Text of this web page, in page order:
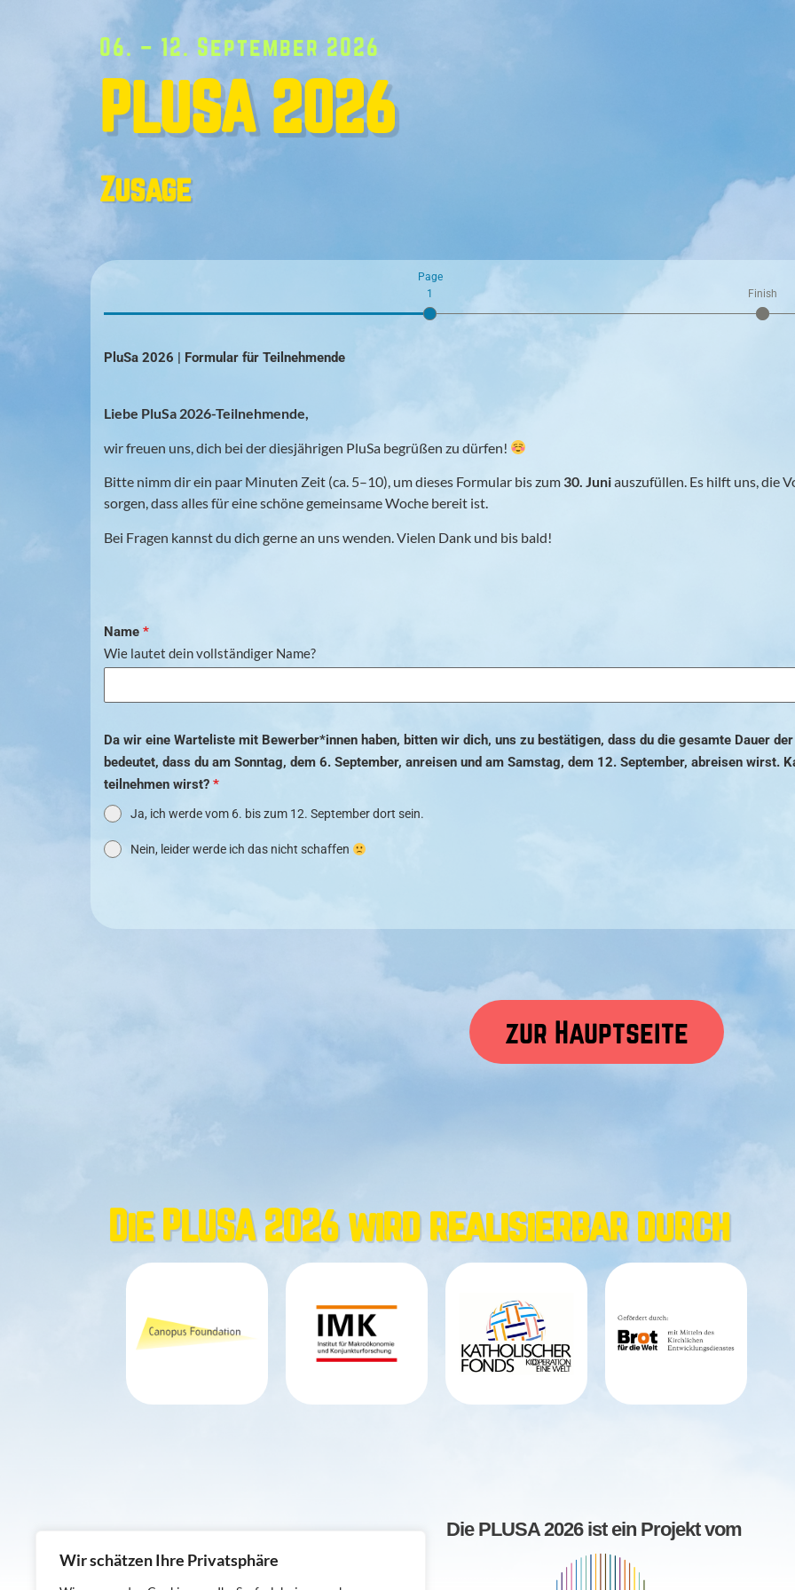
Wir schätzen Ihre Privatsphäre
06. – 12. September 2026
PLUSA 2026
Zusage
Page
1
Finish
PluSa 2026 | Formular für Teilnehmende
Liebe PluSa 2026-Teilnehmende,
wir freuen uns, dich bei der diesjährigen PluSa begrüßen zu dürfen!
Bitte nimm dir ein paar Minuten Zeit (ca. 5–10), um dieses Formular bis zum 30. Juniauszufüllen. Es hilft uns, die
sorgen, dass alles für eine schöne gemeinsame Woche bereit ist.
Bei Fragen kannst du dich gerne an uns wenden. Vielen Dank und bis bald!
Name *
Wie lautet dein vollständiger Name?
Da wir eine Warteliste mit Bewerber*innen haben, bitten wir dich, uns zu bestätigen, dass du die gesamte Dauer
bedeutet, dass du am Sonntag, dem 6. September, anreisen und am Samstag, dem 12. September, abreisen wirst.
teilnehmen wirst? *
Ja, ich werde vom 6. bis zum 12. September dort sein.
Nein, leider werde ich das nicht schaffen
zur Hauptseite
Die PLUSA 2026 wird realisierbar durch
Die PLUSA 2026 ist ein Projekt vom